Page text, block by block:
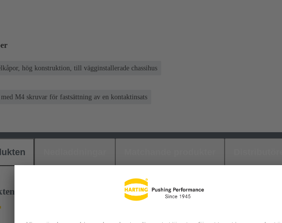
hög konstruktion, till vägginstallerade chassihus
M4 skruvar för fastsättning av en kontaktinsats